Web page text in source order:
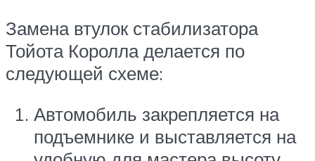
Замена втулок стабилизатора
Тойота Королла делается по
следующей схеме:
Автомобиль закрепляется на
подъемнике и выставляется на